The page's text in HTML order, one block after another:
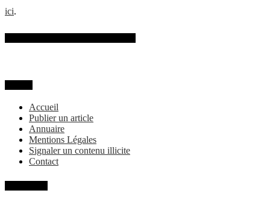
ici.
Accueil
Publier un article
Annuaire
Mentions Légales
Signaler un contenu illicite
Contact